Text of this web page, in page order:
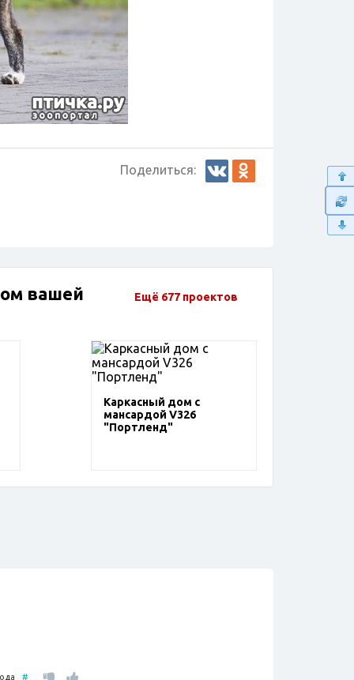
Поделиться:
вашей
Ещё 677 проектов
Каркасный дом с
мансардой V326
"Портленд"
#